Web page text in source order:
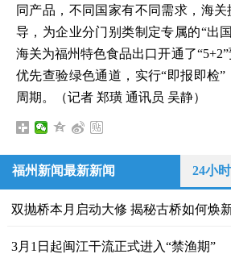
同产品，不同国家有不同需求，海关
导，为企业分门别类制定专属的“出
海关为福州特色食品出口开通了
优先查验绿色通道，实行“即报即检
周期。（记者 郑璜 通讯员 吴静）
福州新闻最新新闻 24小
双抛桥本月启动大修 揭秘古桥如何焕
3月1日起闽江干流正式进入“禁渔期”